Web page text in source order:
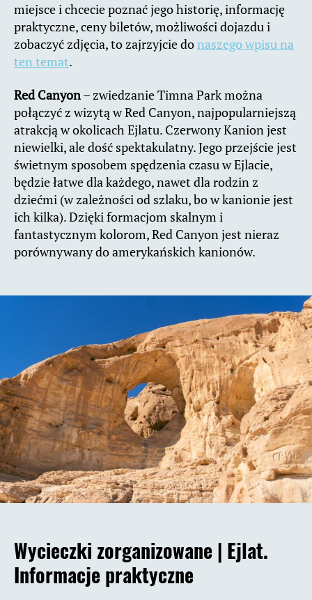
miejsce i chcecie poznać jego historię, informację
praktyczne, ceny biletów, możliwości dojazdu i
zobaczyć zdjęcia, to zajrzyjcie donaszego wpisu na
ten temat.
Red Canyon– zwiedzanie Timna Park można
połączyć z wizytą w Red Canyon, najpopularniejszą
atrakcją w okolicach Ejlatu. Czerwony Kanion jest
niewielki, ale dość spektakulatny. Jego przejście jest
świetnym sposobem spędzenia czasu w Ejlacie,
będzie łatwe dla każdego, nawet dla rodzin z
dziećmi (w zależności od szlaku, bo w kanionie jest
ich kilka). Dzięki formacjom skalnym i
fantastycznym kolorom, Red Canyon jest nieraz
porównywany do amerykańskich kanionów.
Wycieczki zorganizowane | Ejlat.
Informacje praktyczne